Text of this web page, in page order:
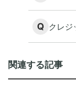
Q クレジ
関連する記事